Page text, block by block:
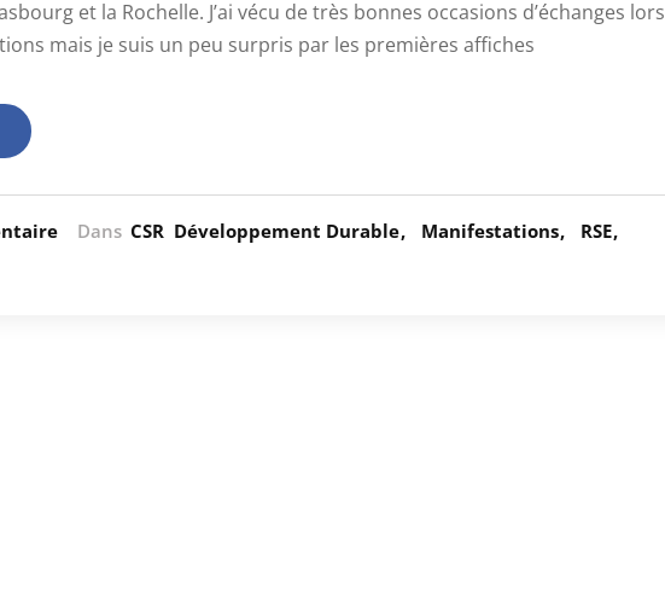
et la Rochelle. J’ai vécu de très bonnes occasions d’échanges lors
mais je suis un peu surpris par les premières affiches
Dans CSR Développement Durable Manifestations
RSE